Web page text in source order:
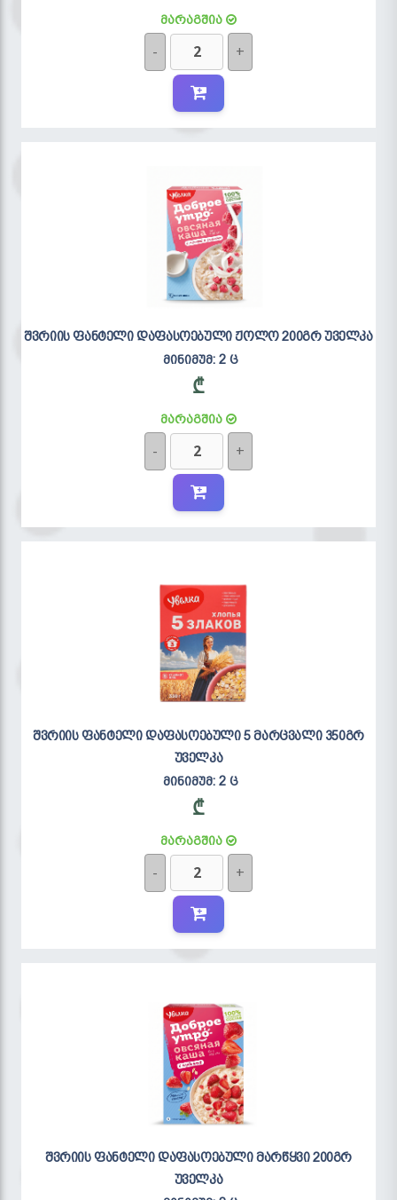
მარაგშია
- +
შვრიის ფანტელი დაფასოებული ჟოლო 200გრ უველკა
მინიმუმ: 2 ც
₾
მარაგშია
- +
შვრიის ფანტელი დაფასოებული 5 მარცვალი 350გრ
უველკა
მინიმუმ: 2 ც
₾
მარაგშია
- +
შვრიის ფანტელი დაფასოებული მარწყვი 200გრ
უველკა